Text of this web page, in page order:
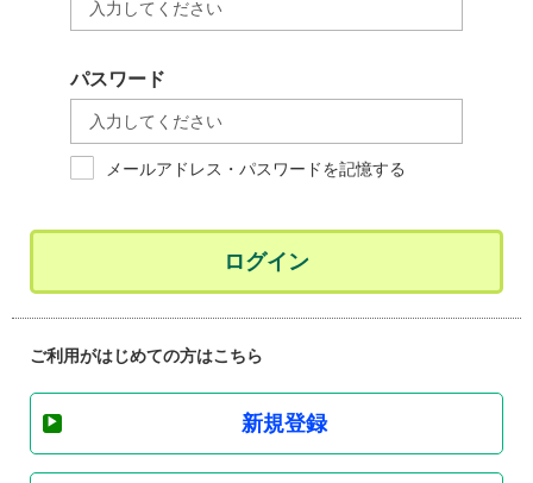
パスワード
メールアドレス・パスワードを記憶する
ログイン
ご利用がはじめての方はこちら
新規登録